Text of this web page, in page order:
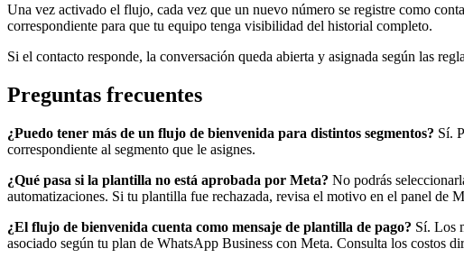
Una vez activado el flujo, cada vez que un nuevo número se registre como
correspondiente para que tu equipo tenga visibilidad del historial completo.
Si el contacto responde, la conversación queda abierta y asignada según las
Preguntas frecuentes
¿Puedo tener más de un flujo de bienvenida para distintos segmentos? Sí.
correspondiente al segmento que le asignes.
¿Qué pasa si la plantilla no está aprobada por Meta? No podrás
automatizaciones. Si tu plantilla fue rechazada, revisa el motivo en el panel de
¿El flujo de bienvenida cuenta como mensaje de plantilla de pago? Sí. Los
asociado según tu plan de WhatsApp Business con Meta. Consulta los costos